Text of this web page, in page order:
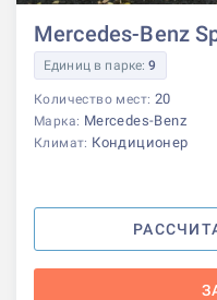
Mercedes-Benz
Единиц в парке:9
Количество мест: 20
Марка: Mercedes-Benz
Климат: Кондиционер